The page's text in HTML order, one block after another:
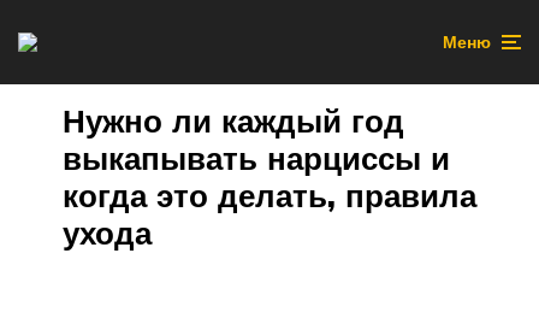
Меню
Нужно ли каждый год
выкапывать нарциссы и
когда это делать, правила
ухода